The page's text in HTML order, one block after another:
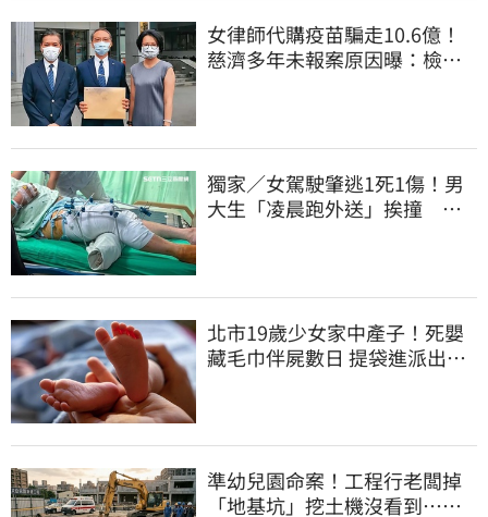
女律師代購疫苗騙走10.6億！
慈濟多年未報案原因曝：檢警
獨家／女駕駛肇逃1死1傷！男
大生「凌晨跑外送」挨撞 媽
北市19歲少女家中產子！死嬰
藏毛巾伴屍數日 提袋進派出所
準幼兒園命案！工程行老闆掉
「地基坑」挖土機沒看到…下